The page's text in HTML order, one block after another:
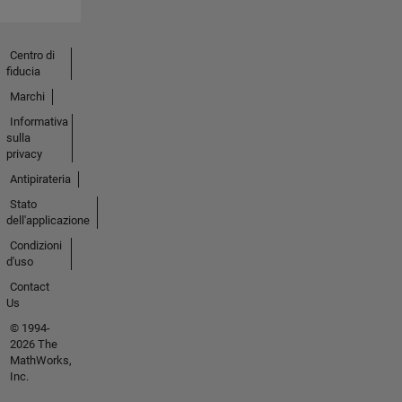
Centro di
fiducia
Marchi
Informativa
sulla
privacy
Antipirateria
Stato
dell'applicazione
Condizioni
d'uso
Contact
Us
© 1994-
2026 The
MathWorks,
Inc.